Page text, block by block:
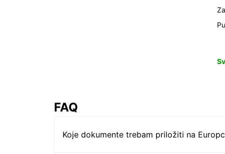
FAQ
Koje dokumente trebam priložiti na